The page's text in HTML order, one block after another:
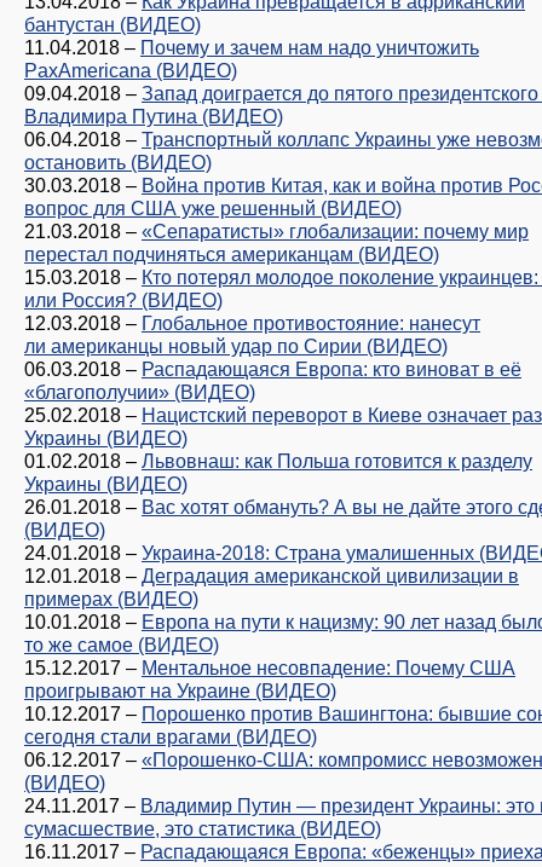
бантустан (ВИДЕО)
11.04.2018 – Почему и зачем нам надо уничтожить
PaxAmericana (ВИДЕО)
09.04.2018 – Запад доиграется до пятого
Владимира Путина (ВИДЕО)
06.04.2018 – Транспортный коллапс Украины уже
остановить (ВИДЕО)
30.03.2018 – Война против Китая, как и война против
вопрос для США уже решенный (ВИДЕО)
21.03.2018 – «Сепаратисты» глобализации: почему мир
перестал подчиняться американцам (ВИДЕО)
15.03.2018 – Кто потерял молодое поколение
или Россия? (ВИДЕО)
12.03.2018 – Глобальное противостояние: нанесут
ли американцы новый удар по Сирии (ВИДЕО)
06.03.2018 – Распадающаяся Европа: кто виноват в её
«благополучии» (ВИДЕО)
25.02.2018 – Нацистский переворот в Киеве означает
Украины (ВИДЕО)
01.02.2018 – Львовнаш: как Польша готовится к разделу
Украины (ВИДЕО)
26.01.2018 – Вас хотят обмануть? А вы не дайте этого
(ВИДЕО)
24.01.2018 – Украина-2018: Страна умалишенных
12.01.2018 – Деградация американской цивилизации в
примерах (ВИДЕО)
10.01.2018 – Европа на пути к нацизму: 90 лет назад
то же самое (ВИДЕО)
15.12.2017 – Ментальное несовпадение: Почему США
проигрывают на Украине (ВИДЕО)
10.12.2017 – Порошенко против Вашингтона: бывшие
сегодня стали врагами (ВИДЕО)
06.12.2017 – «Порошенко-США: компромисс
(ВИДЕО)
24.11.2017 – Владимир Путин — президент Украины: это
сумасшествие, это статистика (ВИДЕО)
16.11.2017 – Распадающаяся Европа: «беженцы»